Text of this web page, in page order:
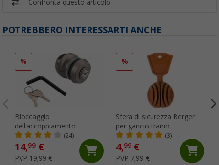
Confronta questo articolo
POTREBBERO INTERESSARTI ANCHE
%
Bloccaggio
dell'accoppiamento
antifurto Berger(24)
14,99 €
PVP 19,99 €
%
Sfera di sicurezza Berger
per gancio traino
(3)
4,99€
PVP 7,99 €